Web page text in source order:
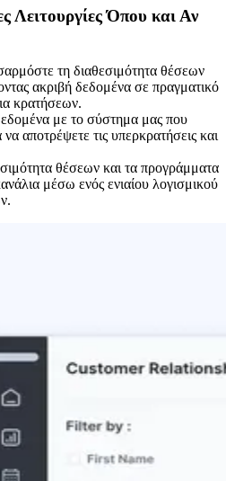
Λειτουργίες Όπου και Αν
τη διαθεσιμότητα θέσεων
ακριβή δεδομένα σε πραγματικό
κρατήσεων.
με το σύστημα μας που
αποτρέψετε τις υπερκρατήσεις και
θέσεων και τα προγράμματα
μέσω ενός ενιαίου λογισμικού